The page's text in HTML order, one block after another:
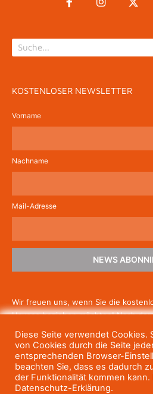
KOSTENLOSER NEWSLETTER
Vorname
Nachname
Mail-Adresse
NEWS
Wir freuen uns, wenn Sie die
Hauses beziehen möchten! Nach
um die Newsletter-Anmeldung
Gratis-News irgendwann nicht mehr
Siesich jederzeit einfach wieder
Diese Seite verwendet Cookies.
von Cookies durch die Seite
entsprechenden Browser-
beachten Sie, dass es dadurch
der Funktionalität kommen
Datenschutz-Erklärung.